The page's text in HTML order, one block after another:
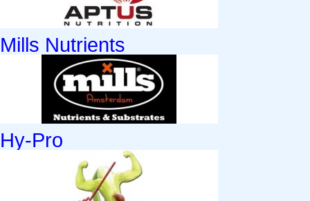
Mills Nutrients
Hy-Pro